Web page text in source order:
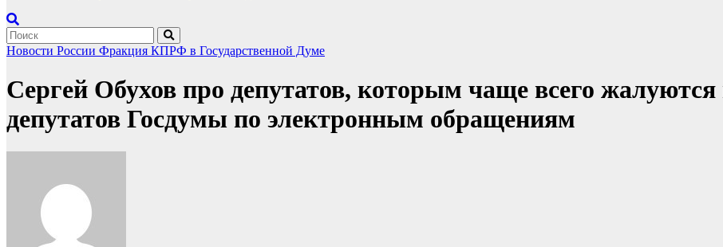
Новости России Фракция КПРФ в Государственной Думе
Сергей Обухов про депутатов, которым чаще всего жалуются
депутатов Госдумы по электронным обращениям